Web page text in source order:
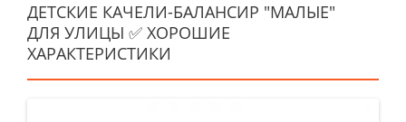
ДЕТСКИЕ КАЧЕЛИ-БАЛАНСИР "МАЛЫЕ"
ДЛЯ УЛИЦЫ ✅ ХОРОШИЕ
ХАРАКТЕРИСТИКИ